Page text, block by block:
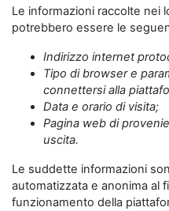
Le informazioni raccolte nei
potrebbero essere le
Indirizzo internet
Tipo di browser e
connettersi alla
Data e orario di visita;
Pagina web di
uscita.
Le suddette informazioni
automatizzata e anonima al
funzionamento della